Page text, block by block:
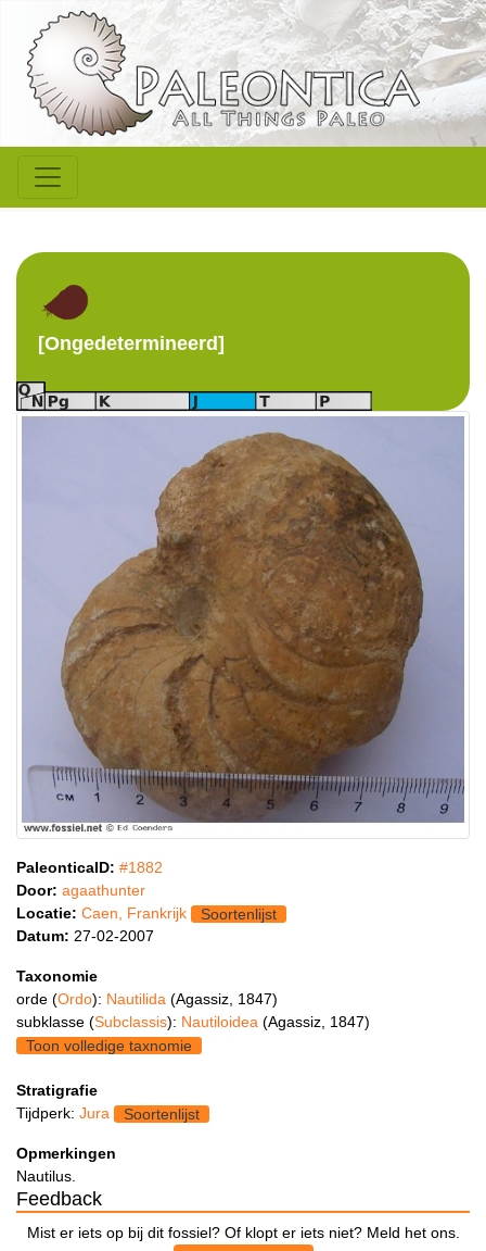
[Ongedetermineerd]
PaleonticaID: #1882
Door: agaathunter
Locatie: Caen, Frankrijk
Soortenlijst
Datum: 27-02-2007
Taxonomie
orde (Ordo): Nautilida (Agassiz, 1847)
subklasse (Subclassis): Nautiloidea (Agassiz, 1847)
Toon volledige taxnomie
Stratigrafie
Tijdperk: Jura Soortenlijst
Opmerkingen
Nautilus.
Feedback
Mist er iets op bij dit fossiel? Of klopt er iets niet? Meld het ons.